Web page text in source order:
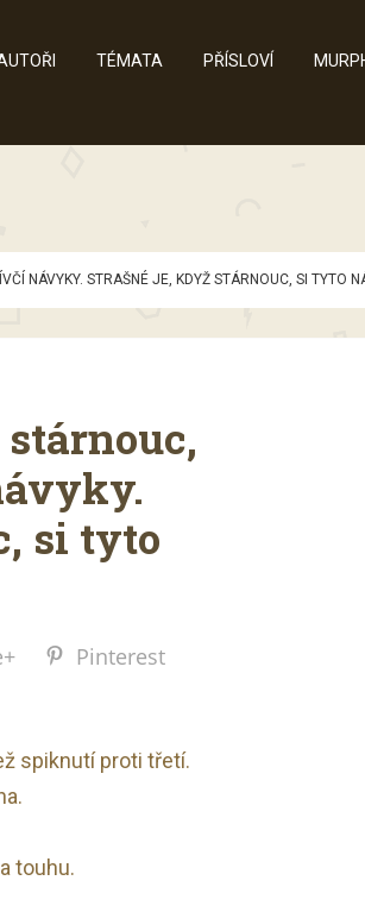
TÉMATA PŘÍSLOVÍ
NÁVYKY. STRAŠNÉ JE, KDYŽ STÁRNOUC, SI TYTO
si tyto
Pinterest
spiknutí proti třetí.
touhu.